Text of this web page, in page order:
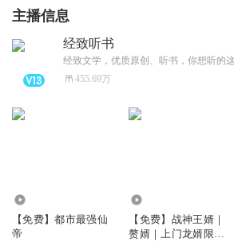
主播信息
经致听书
455.69万
【免费】都市最强仙
帝
【免费】战神王婿｜
赘婿｜上门龙婿限免